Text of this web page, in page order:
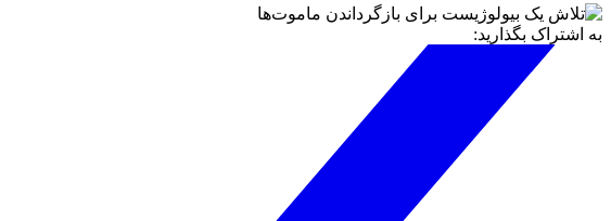
به اشتراک بگذارید: